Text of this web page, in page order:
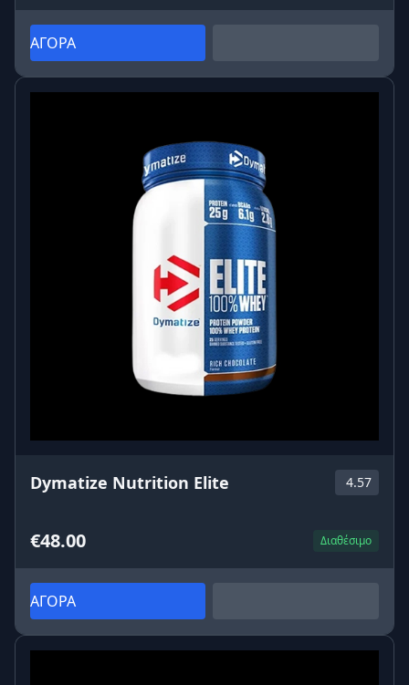
ΑΓΟΡΑ
Dymatize Nutrition Elite 4.57
€48.00 Διαθέσιμο
ΑΓΟΡΑ